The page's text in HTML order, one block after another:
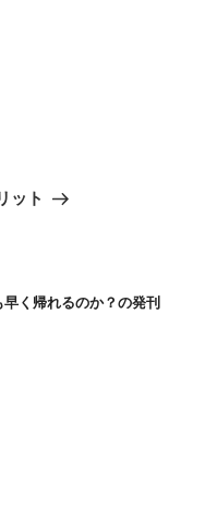
ット
く帰れるのか？の発刊